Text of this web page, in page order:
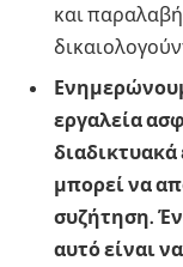
και
εργαλεία
διαδικτυακά
μπορεί να
συζήτηση.
αυτό είναι